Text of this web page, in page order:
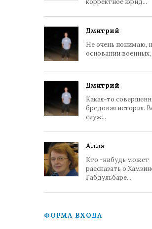
корректное юрид...
Дмитрий
Не очень понимаю,
основании военных,
Дмитрий
Какая-то
бредовая история.
служ...
Алла
Кто -нибудь может
рассказать о
Габдульбаре...
ФОРМА ВХОДА